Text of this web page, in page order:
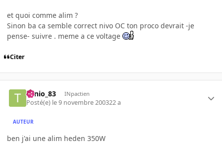
et quoi comme alim ?
Sinon ba ca semble correct nivo OC ton proco devrait -je
pense- suivre . meme a ce voltage
Citer
Tonio_83 INpactien
Posté(e) le 9 novembre 200322 a
AUTEUR
ben j'ai une alim heden 350W